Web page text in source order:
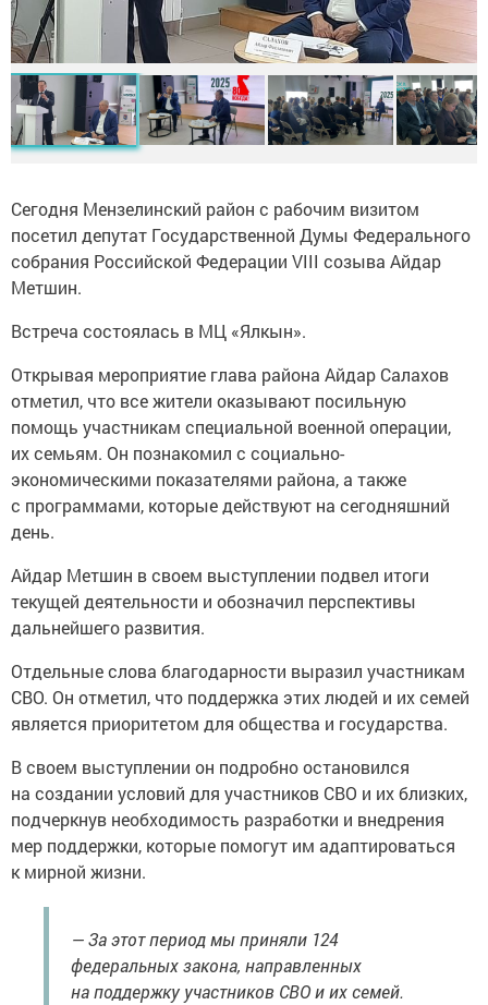
Сегодня Мензелинский район с рабочим визитом
посетил депутат Государственной Думы Федерального
собрания Российской Федерации VIII созыва Айдар
Метшин.
Встреча состоялась в МЦ «Ялкын».
Открывая мероприятие глава района Айдар Салахов
отметил, что все жители оказывают посильную
помощь участникам специальной военной операции,
их семьям. Он познакомил с социально-
экономическими показателями района, а также
с программами, которые действуют на сегодняшний
день.
Айдар Метшин в своем выступлении подвел итоги
текущей деятельности и обозначил перспективы
дальнейшего развития.
Отдельные слова благодарности выразил участникам
СВО. Он отметил, что поддержка этих людей и их семей
является приоритетом для общества и государства.
В своем выступлении он подробно остановился
на создании условий для участников СВО и их близких,
подчеркнув необходимость разработки и внедрения
мер поддержки, которые помогут им адаптироваться
к мирной жизни.
— За этот период мы приняли 124
федеральных закона, направленных
на поддержку участников СВО и их семей.